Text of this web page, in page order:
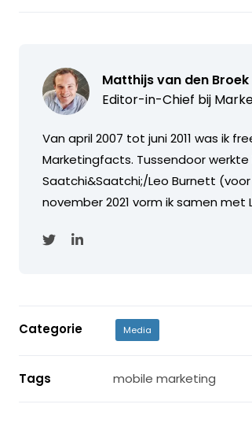
Matthijs van den Broek
Editor-in-Chief bij
Van april 2007 tot juni 2011 was ik
Marketingfacts. Tussendoor werkte
Saatchi&Saatchi;/Leo Burnett
november 2021 vorm ik samen
Categorie Media
Tags mobile marketing